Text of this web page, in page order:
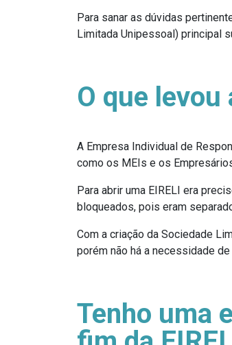
Para sanar as dúvidas
Limitada Unipessoal) principal
O que levou
A Empresa Individual de
como os MEIs e os
Para abrir uma EIRELI era
bloqueados, pois eram
Com a criação da Sociedade
porém não há a necessidade
Tenho uma